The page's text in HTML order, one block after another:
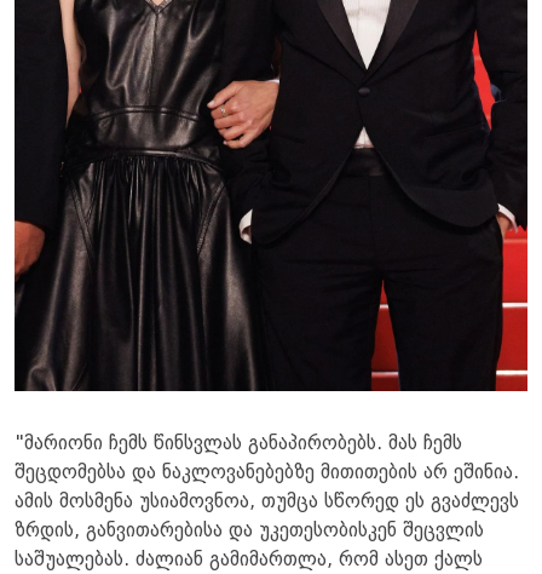
"მარიონი ჩემს წინსვლას განაპირობებს. მას ჩემს
შეცდომებსა და ნაკლოვანებებზე მითითების არ ეშინია.
ამის მოსმენა უსიამოვნოა, თუმცა სწორედ ეს გვაძლევს
ზრდის, განვითარებისა და უკეთესობისკენ შეცვლის
საშუალებას. ძალიან გამიმართლა, რომ ასეთ ქალს